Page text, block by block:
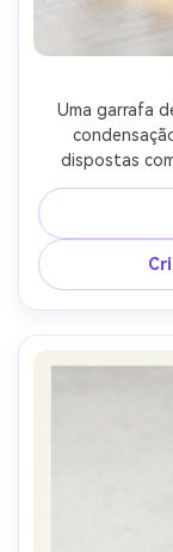
Uma garrafa
dispostas
layout de
manchete
subcópia na
logotipo da
luz natural da
Sony A7IV,
composição